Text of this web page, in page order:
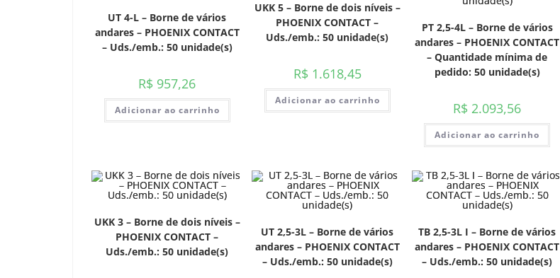
UT 4-L – Borne de vários
andares – PHOENIX CONTACT
– Uds./emb.: 50 unidade(s)
R$ 957,26
Adicionar ao carrinho
UKK 5 – Borne de dois níveis –
PHOENIX CONTACT –
Uds./emb.: 50 unidade(s)
R$ 1.618,45
Adicionar ao carrinho
PT 2,5-4L – Borne de vários
andares – PHOENIX CONTACT
– Quantidade mínima de
pedido: 50 unidade(s)
R$ 2.093,56
Adicionar ao carrinho
UKK 3 – Borne de dois níveis –
PHOENIX CONTACT –
Uds./emb.: 50 unidade(s)
UT 2,5-3L – Borne de vários
andares – PHOENIX CONTACT
– Uds./emb.: 50 unidade(s)
TB 2,5-3L I – Borne de vários
andares – PHOENIX CONTACT
– Uds./emb.: 50 unidade(s)